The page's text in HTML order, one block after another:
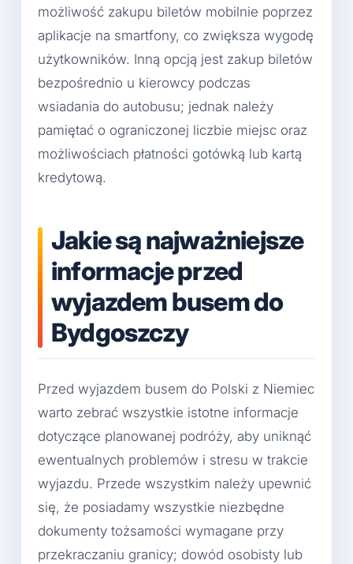
możliwość zakupu biletów mobilnie poprzez
aplikacje na smartfony, co zwiększa wygodę
użytkowników. Inną opcją jest zakup biletów
bezpośrednio u kierowcy podczas
wsiadania do autobusu; jednak należy
pamiętać o ograniczonej liczbie miejsc oraz
możliwościach płatności gotówką lub kartą
kredytową.
Jakie są najważniejsze
informacje przed
wyjazdem busem do
Bydgoszczy
Przed wyjazdem busem do Polski z Niemiec
warto zebrać wszystkie istotne informacje
dotyczące planowanej podróży, aby uniknąć
ewentualnych problemów i stresu w trakcie
wyjazdu. Przede wszystkim należy upewnić
się, że posiadamy wszystkie niezbędne
dokumenty tożsamości wymagane przy
przekraczaniu granicy; dowód osobisty lub